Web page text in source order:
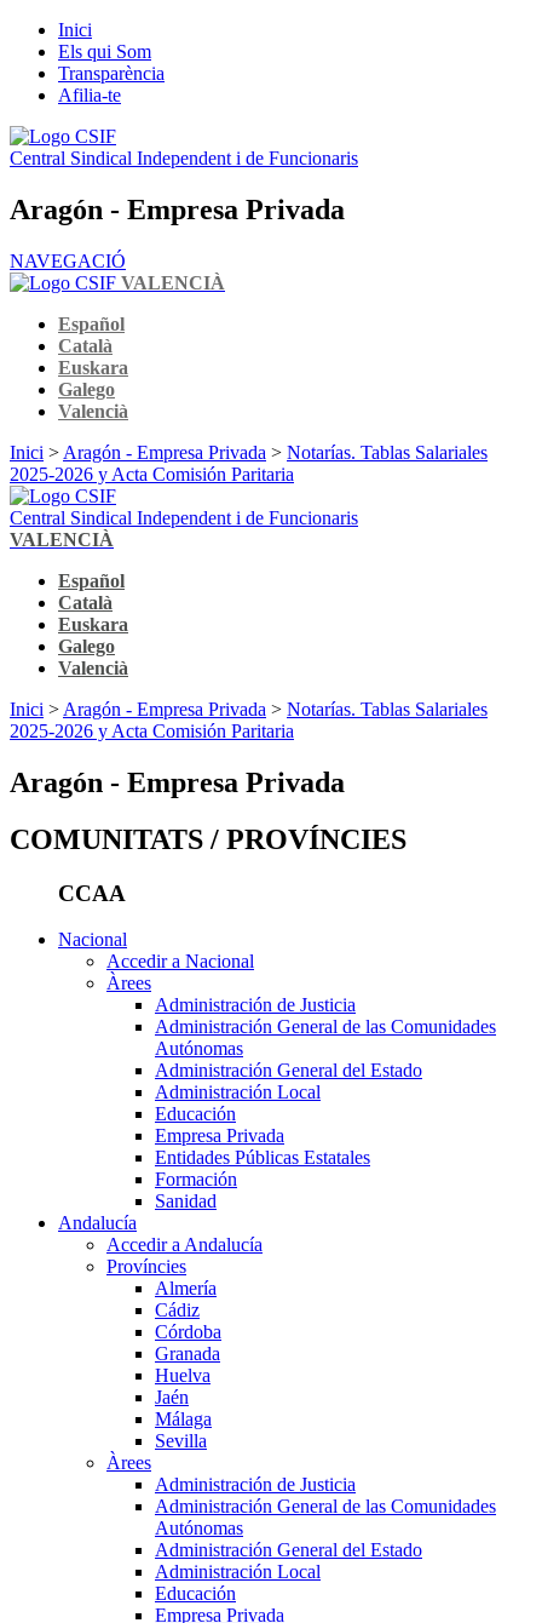
Inici
Els qui Som
Transparència
Afilia-te
Central Sindical Independent i de Funcionaris
Aragón - Empresa Privada
NAVEGACIÓ
VALENCIÀ
Español
Català
Euskara
Galego
Valencià
Inici > Aragón - Empresa Privada > Notarías. Tablas Salariales
2025-2026 y Acta Comisión Paritaria
Central Sindical Independent i de Funcionaris
VALENCIÀ
Español
Català
Euskara
Galego
Valencià
Inici > Aragón - Empresa Privada > Notarías. Tablas Salariales
2025-2026 y Acta Comisión Paritaria
Aragón - Empresa Privada
COMUNITATS / PROVÍNCIES
CCAA
Nacional
Accedir a Nacional
Àrees
Administración de Justicia
Administración General de las Comunidades
Autónomas
Administración General del Estado
Administración Local
Educación
Empresa Privada
Entidades Públicas Estatales
Formación
Sanidad
Andalucía
Accedir a Andalucía
Províncies
Almería
Cádiz
Córdoba
Granada
Huelva
Jaén
Málaga
Sevilla
Àrees
Administración de Justicia
Administración General de las Comunidades
Autónomas
Administración General del Estado
Administración Local
Educación
Empresa Privada